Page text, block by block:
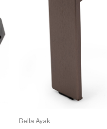
Bella Ayak